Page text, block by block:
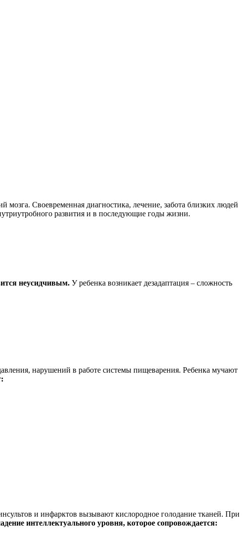
Своевременная диагностика, лечение, забота близких людей
развития и в последующие годы жизни.
неусидчивым. У ребенка возникает дезадаптация – сложность
нарушений в работе системы пищеварения. Ребенка мучают
и инфарктов вызывают кислородное голодание тканей. При
интеллектуального уровня, которое сопровождается: